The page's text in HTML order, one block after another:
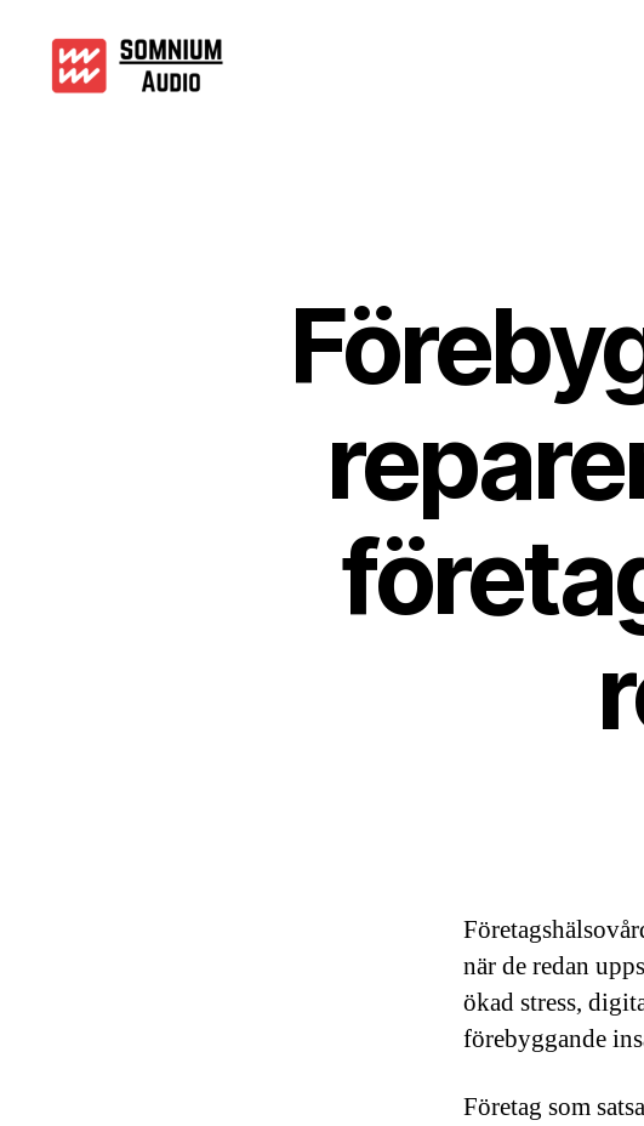
när de redan
ökad stress,
förebyggande
Företag som